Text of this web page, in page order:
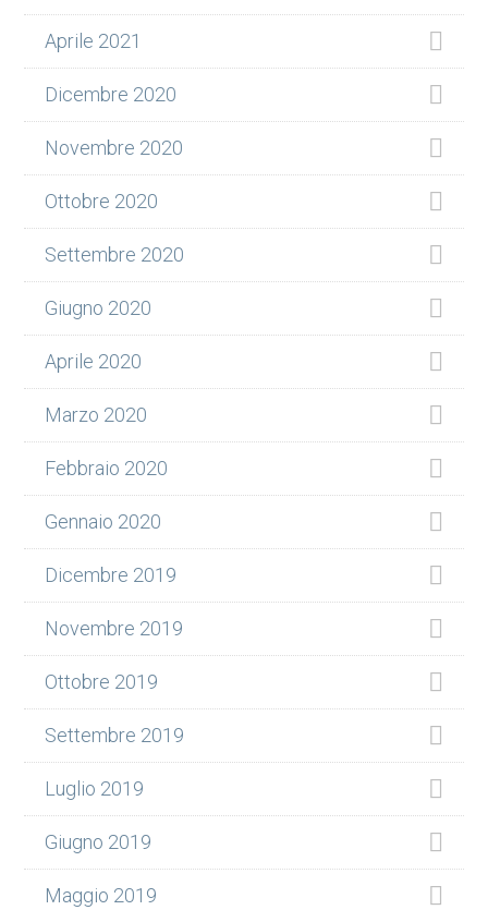
Aprile 2021
Dicembre 2020
Novembre 2020
Ottobre 2020
Settembre 2020
Giugno 2020
Aprile 2020
Marzo 2020
Febbraio 2020
Gennaio 2020
Dicembre 2019
Novembre 2019
Ottobre 2019
Settembre 2019
Luglio 2019
Giugno 2019
Maggio 2019